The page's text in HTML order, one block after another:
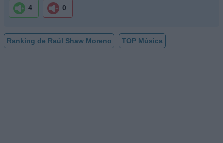
4 0
Ranking de Raúl Shaw Moreno TOP Música